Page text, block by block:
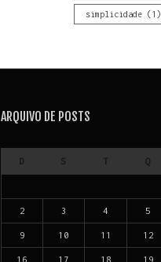
simplicidade(1)
ARQUIVO DE POSTS
D S Q
2 3 4 5
9 10 11 12
16 17 18 19